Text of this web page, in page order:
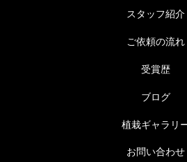
スタッフ紹介
ご依頼の流れ
受賞歴
ブログ
植栽ギャラリ
お問い合わせ